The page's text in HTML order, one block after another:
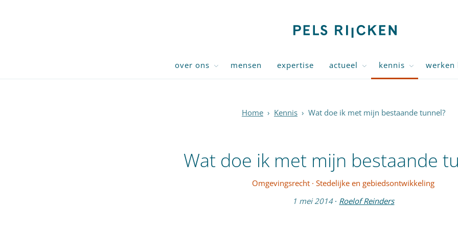
over ons mensen expertise actueel kennis werken
Home › Kennis › Wat doe ik met mijn bestaande tunnel?
Wat doe ik met mijn bestaande
Omgevingsrecht · Stedelijke en gebiedsontwikkeling
1 mei 2014 · Roelof Reinders